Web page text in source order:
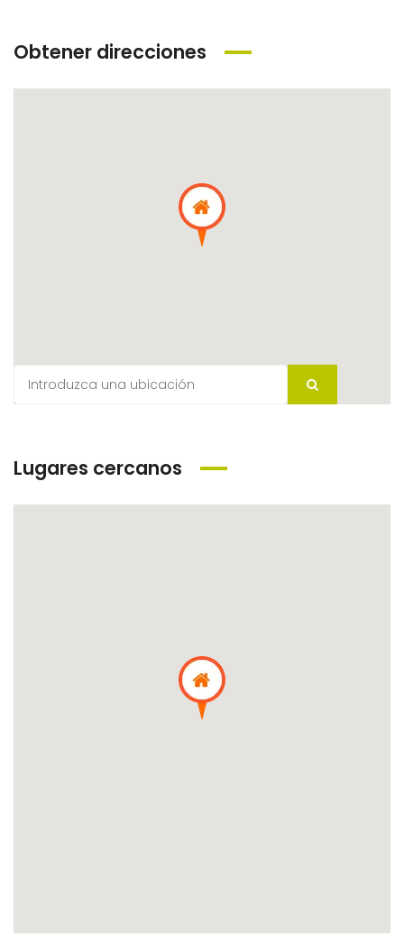
Obtener direcciones
Lugares cercanos